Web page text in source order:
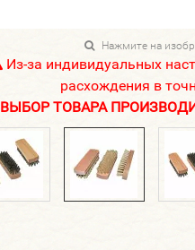
Нажмите на
Из-за индивидуальных
расхождения в
ВЫБОР ТОВАРА